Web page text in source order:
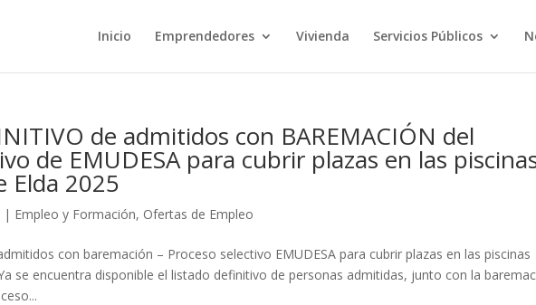
Inicio Emprendedores Vivienda Servicios Públicos
de admitidos con BAREMACIÓN del
de EMUDESA para cubrir plazas en las
Elda 2025
| Empleo y Formación, Ofertas de Empleo
con baremación – Proceso selectivo EMUDESA para cubrir plazas en las piscinas
se encuentra disponible el listado definitivo de personas admitidas, junto con la